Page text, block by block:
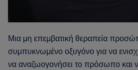
Μια μη επεμβατική θεραπεία
συμπυκνωμένο οξυγόνο για να
να αναζωογονήσει το πρόσωπο και